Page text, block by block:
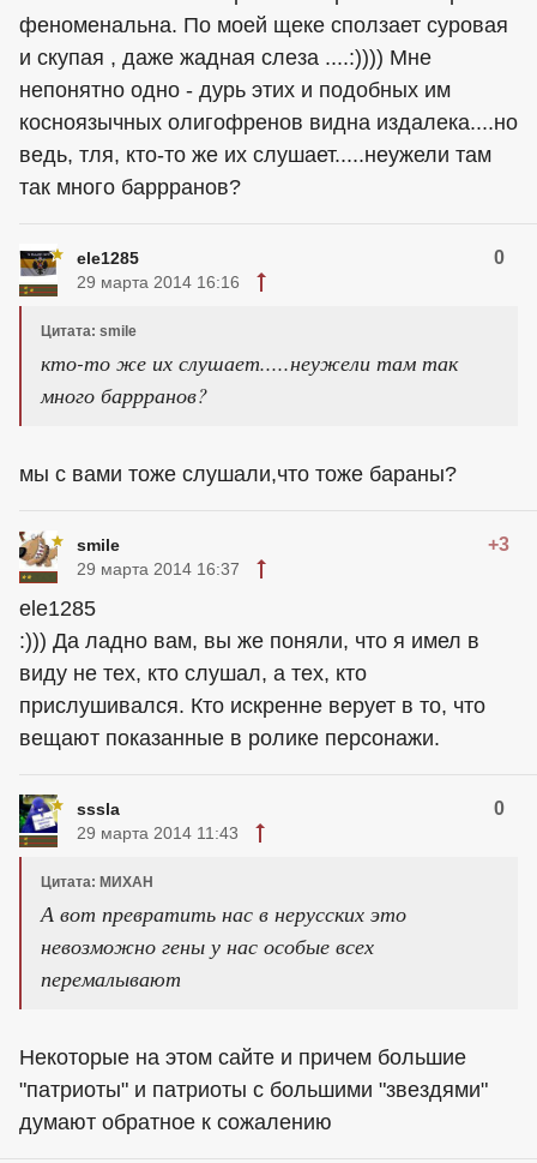
феноменальна. По моей щеке сползает суровая
и скупая , даже жадная слеза ....:)))) Мне
непонятно одно - дурь этих и подобных им
косноязычных олигофренов видна издалека....но
ведь, тля, кто-то же их слушает.....неужели там
так много баррранов?
ele1285 0
29 марта 2014 16:16
Цитата: smile
кто-то же их слушает.....неужели там так
много баррранов?
мы с вами тоже слушали,что тоже бараны?
smile +3
29 марта 2014 16:37
ele1285
:))) Да ладно вам, вы же поняли, что я имел в
виду не тех, кто слушал, а тех, кто
прислушивался. Кто искренне верует в то, что
вещают показанные в ролике персонажи.
sssla 0
29 марта 2014 11:43
Цитата: МИХАН
А вот превратить нас в нерусских это
невозможно гены у нас особые всех
перемалывают
Некоторые на этом сайте и причем большие
"патриоты" и патриоты с большими "звездями"
думают обратное к сожалению